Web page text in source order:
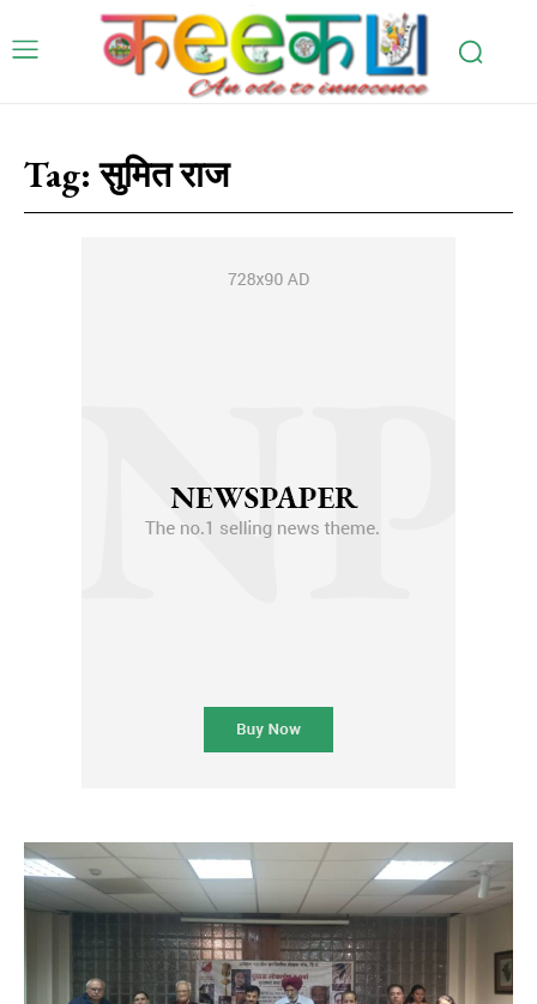
Tag:सुमित राज